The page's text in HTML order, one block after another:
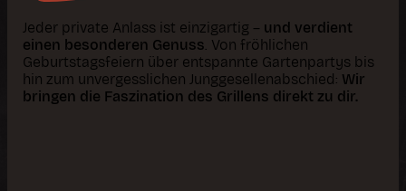
Jeder private Anlass ist einzigartig – und verdient
einen besonderen Genuss. Von fröhlichen
Geburtstagsfeiern über entspannte Gartenpartys bis
hin zum unvergesslichen Junggesellenabschied: Wir
bringen die Faszination des Grillens direkt zu dir.